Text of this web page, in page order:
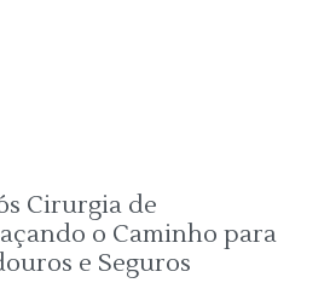
Cirurgia de
o Caminho para
e Seguros